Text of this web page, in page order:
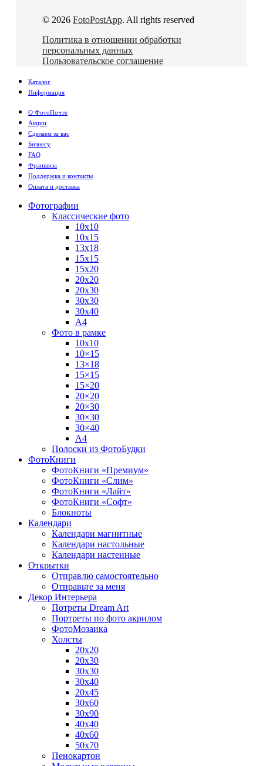
© 2026 FotoPostApp. All rights reserved
Политика в отношении обработки
персональных данных
Пользовательское соглашение
Каталог
Информация
О ФотоПочте
Акции
Сделаем за вас
Бизнесу
FAQ
Франшиза
Поддержка и контакты
Оплата и доставка
Фотографии
Классические фото
10х10
10х15
13х18
15х15
15х20
20х20
20х30
30х30
30х40
А4
Фото в рамке
10х10
10×15
13×18
15×15
15×20
20×20
20×30
30×30
30×40
A4
Полоски из ФотоБудки
ФотоКниги
ФотоКниги «Премиум»
ФотоКниги «Слим»
ФотоКниги «Лайт»
ФотоКниги «Софт»
Блокноты
Календари
Календари магнитные
Календари настольные
Календари настенные
Открытки
Отправлю самостоятельно
Отправьте за меня
Декор Интерьера
Потреты Dream Art
Портреты по фото акрилом
ФотоМозаика
Холсты
20х20
20х30
30х30
30х40
20х45
30х60
30х90
40х40
40х60
50х70
Пенокартон